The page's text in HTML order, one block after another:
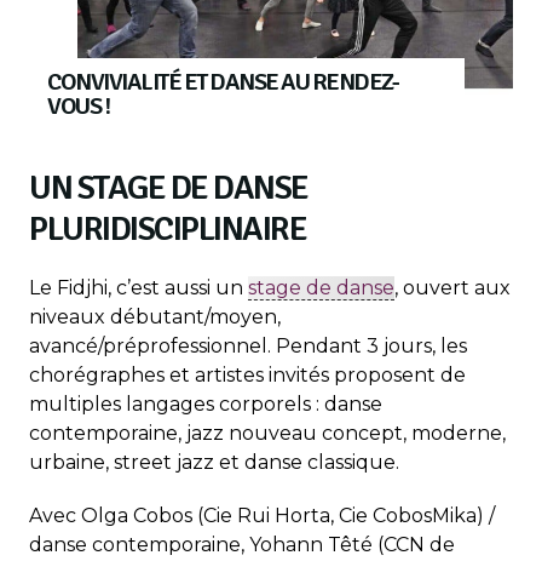
CONVIVIALITÉ ET DANSE AU RENDEZ-
VOUS !
UN STAGE DE DANSE
PLURIDISCIPLINAIRE
Le Fidjhi, c’est aussi un stage de danse, ouvert aux
niveaux débutant/moyen,
avancé/préprofessionnel. Pendant 3 jours, les
chorégraphes et artistes invités proposent de
multiples langages corporels : danse
contemporaine, jazz nouveau concept, moderne,
urbaine, street jazz et danse classique.
Avec Olga Cobos (Cie Rui Horta, Cie CobosMika) /
danse contemporaine, Yohann Têté (CCN de